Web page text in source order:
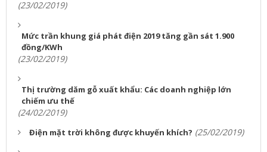
(23/02/2019)
Mức trần khung giá phát điện 2019 tăng gần sát 1.900
đồng/KWh
(23/02/2019)
Thị trường dăm gỗ xuất khẩu: Các doanh nghiệp lớn
chiếm ưu thế
(24/02/2019)
Điện mặt trời không được khuyến khích? (25/02/2019)